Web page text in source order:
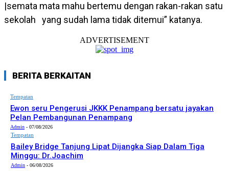
|semata mata mahu bertemu dengan rakan-rakan satu
sekolah yang sudah lama tidak ditemui” katanya.
ADVERTISEMENT
BERITA BERKAITAN
Tempatan
Ewon seru Pengerusi JKKK Penampang bersatu jayakan
Pelan Pembangunan Penampang
Admin - 07/08/2026
Tempatan
Bailey Bridge Tanjung Lipat Dijangka Siap Dalam Tiga
Minggu: Dr.Joachim
Admin - 06/08/2026